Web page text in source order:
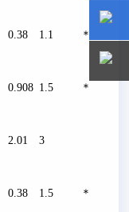
0.38 1.1 ＊
0.908 1.5 ＊
2.01 3
0.38 1.5 ＊